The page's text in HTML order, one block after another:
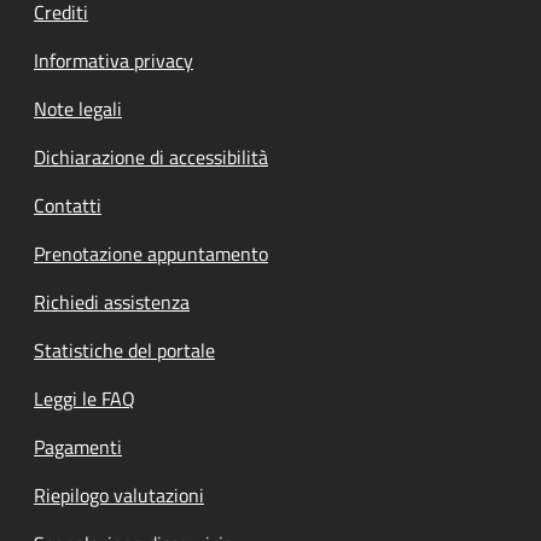
Crediti
Informativa privacy
Note legali
Dichiarazione di accessibilità
Contatti
Prenotazione appuntamento
Richiedi assistenza
Statistiche del portale
Leggi le FAQ
Pagamenti
Riepilogo valutazioni